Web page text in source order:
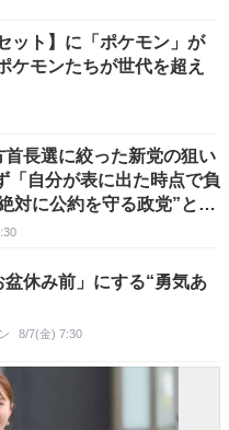
ット】に「ポケモン」が
ケモンたちが世代を超え
長選に絞った新党の狙い
「自分が表に出た時点で負
対に公約を守る政党”と斬
休み前」にする“勇気あ
8/7(金) 7:30